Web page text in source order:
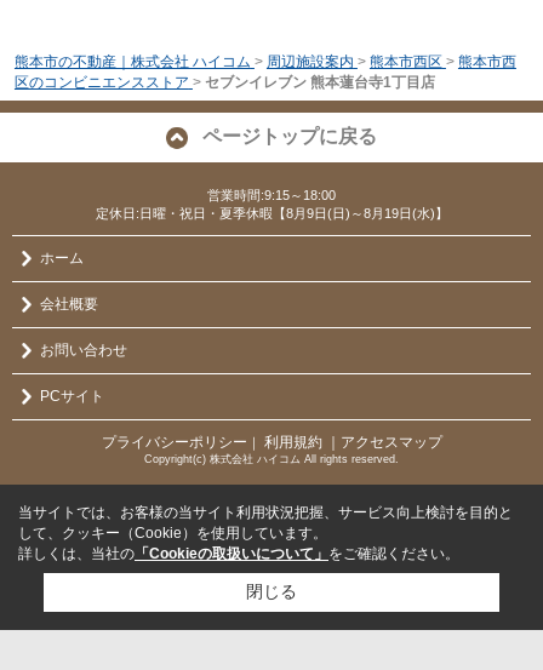
熊本市の不動産｜株式会社 ハイコム > 周辺施設案内 > 熊本市西区 > 熊本市西
区のコンビニエンスストア > セブンイレブン 熊本蓮台寺1丁目店
ページトップに戻る
営業時間:9:15～18:00
定休日:日曜・祝日・夏季休暇【8月9日(日)～8月19日(水)】
ホーム
会社概要
お問い合わせ
PCサイト
プライバシーポリシー ｜ 利用規約 ｜アクセスマップ
Copyright(c) 株式会社 ハイコム All rights reserved.
当サイトでは、お客様の当サイト利用状況把握、サービス向上検討を目的と
して、クッキー（Cookie）を使用しています。
詳しくは、当社の 「Cookieの取扱いについて」 をご確認ください。
閉じる